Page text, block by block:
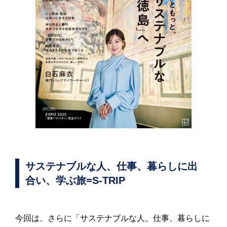
サステナブルな人、仕事、暮らしに出
合い、学ぶ旅=S-TRIP
今回は、さらに「サステナブルな人、仕事、暮らしに